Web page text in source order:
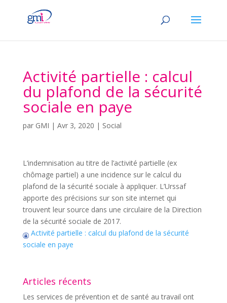
Activité partielle : calcul
du plafond de la sécurité
sociale en paye
par GMI | Avr 3, 2020 | Social
L’indemnisation au titre de l’activité partielle (ex
chômage partiel) a une incidence sur le calcul du
plafond de la sécurité sociale à appliquer. L’Urssaf
apporte des précisions sur son site internet qui
trouvent leur source dans une circulaire de la Direction
de la sécurité sociale de 2017.
Activité partielle : calcul du plafond de la sécurité
sociale en paye
Articles récents
Les services de prévention et de santé au travail ont